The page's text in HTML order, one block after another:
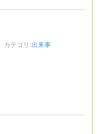
カテゴリ:出来事